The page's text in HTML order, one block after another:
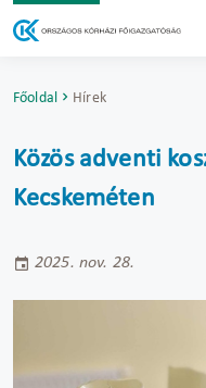
Főoldal Hírek
Közös adventi
Kecskeméten
2025. nov. 28.